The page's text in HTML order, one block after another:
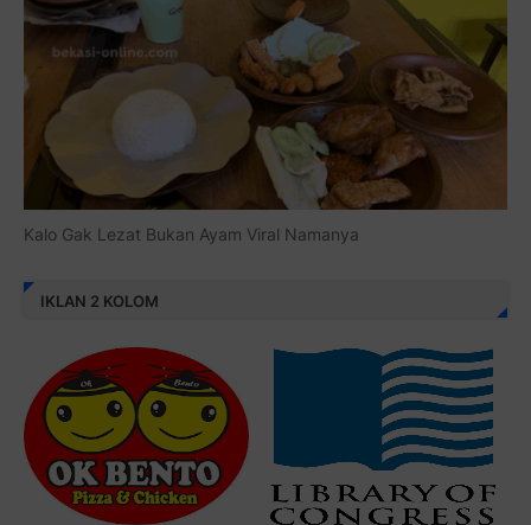
Kalo Gak Lezat Bukan Ayam Viral Namanya
IKLAN 2 KOLOM